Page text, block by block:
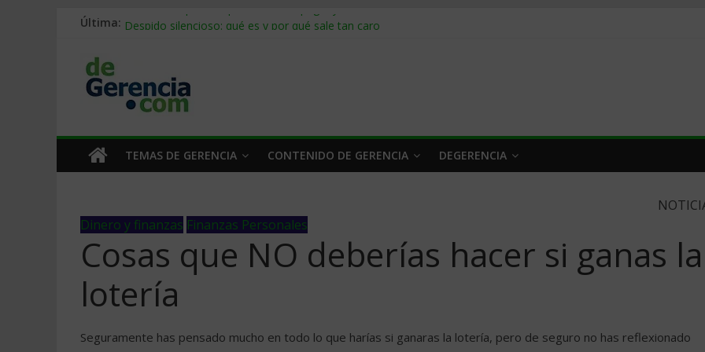
Última: Stablecoins para empresas: cómo pagar y cobrar en 2026
Trabajo forzoso en la cadena de suministro: qué hacer
Mercado hispano de EE. UU.: cómo segmentarlo y venderle
TEMAS DE GERENCIA CONTENIDO DE GERENCIA DEGERENCIA
Dinero y finanzas Finanzas Personales
Cosas que NO deberías hacer si ganas la
lotería
Seguramente has pensado mucho en todo lo que harías si ganaras la lotería, pero de seguro no has reflexionado